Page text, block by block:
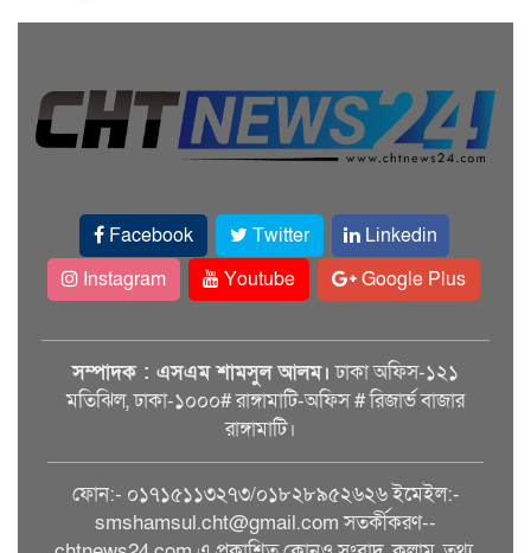
Facebook Twitter
Linkedin
Instagram
Youtube Google Plus
সম্পাদক : এসএম শামসুল আলম। ঢাকা অফিস-১২১
মতিঝিল, ঢাকা-১০০০# রাঙ্গামাটি-অফিস # রিজার্ভ বাজার
রাঙ্গামাটি।
ফোন:- ০১৭১৫১১৩২৭৩/০১৮২৮৯৫২৬২৬ ইমেইল:-
smshamsul.cht@gmail.com সতর্কীকরণ--